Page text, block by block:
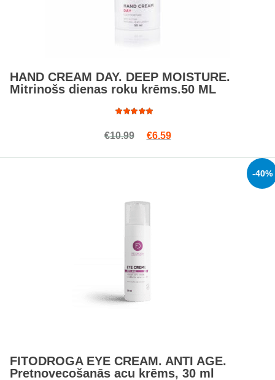
HAND CREAM DAY. DEEP MOISTURE.
Mitrinošs dienas roku krēms.50 ML
4.86
out
€10.99 Original price was: €10.99.
€6.59Current price is: €6.59.
-40%
FITODROGA EYE CREAM. ANTI AGE.
Pretnovecošanās acu krēms, 30 ml